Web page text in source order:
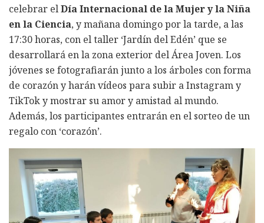
celebrar elDía Internacional de la Mujer y la Niña
en la Ciencia, y mañana domingo por la tarde, a las
17:30 horas, con el taller ‘Jardín del Edén’ que se
desarrollará en la zona exterior del Área Joven. Los
jóvenes se fotografiarán junto a los árboles con forma
de corazón y harán vídeos para subir a Instagram y
TikTok y mostrar su amor y amistad al mundo.
Además, los participantes entrarán en el sorteo de un
regalo con ‘corazón’.